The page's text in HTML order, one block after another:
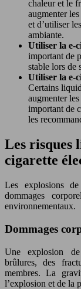
chaleur et le
augmenter
et d’utiliser
ambiante.
Utiliser la e-
important de
stable lors de
Utiliser la e-
Certains
augmenter
important de
les
Les risques
cigarette
Les explosions de
dommages
environnementaux.
Dommages
Une explosion
brûlures, des
membres. La
l’explosion et de la